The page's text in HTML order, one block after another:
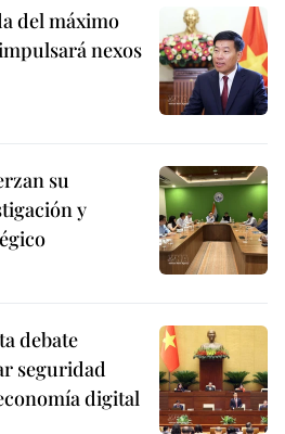
del máximo
nexos
su
y
debate
seguridad
digital